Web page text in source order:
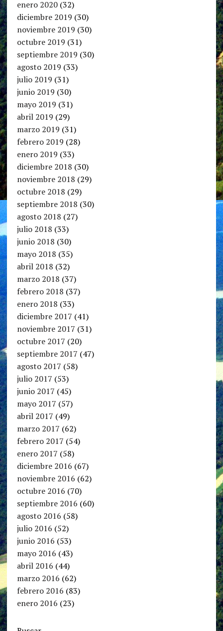
enero 2020(32)
diciembre 2019 (30)
noviembre 2019 (30)
octubre 2019 (31)
septiembre 2019 (30)
agosto 2019 (33)
julio 2019 (31)
junio 2019 (30)
mayo 2019 (31)
abril 2019 (29)
marzo 2019 (31)
febrero 2019 (28)
enero 2019 (33)
diciembre 2018 (30)
noviembre 2018 (29)
octubre 2018 (29)
septiembre 2018 (30)
agosto 2018 (27)
julio 2018 (33)
junio 2018 (30)
mayo 2018 (35)
abril 2018 (32)
marzo 2018 (37)
febrero 2018 (37)
enero 2018 (33)
diciembre 2017 (41)
noviembre 2017 (31)
octubre 2017 (20)
septiembre 2017 (47)
agosto 2017 (58)
julio 2017 (53)
junio 2017 (45)
mayo 2017 (57)
abril 2017 (49)
marzo 2017 (62)
febrero 2017 (54)
enero 2017 (58)
diciembre 2016 (67)
noviembre 2016 (62)
octubre 2016 (70)
septiembre 2016 (60)
agosto 2016 (58)
julio 2016 (52)
junio 2016 (53)
mayo 2016 (43)
abril 2016 (44)
marzo 2016 (62)
febrero 2016 (83)
enero 2016 (23)